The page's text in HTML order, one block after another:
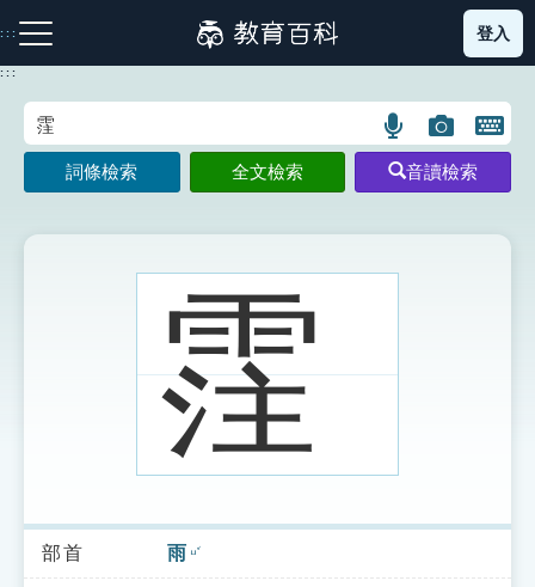
到
主
:::
注音索引圖示 筆畫索引圖示 部首索引表圖示
索引選單
登入
:::
語
言
搜
示
圖
片
搜
開
鍵
圖
詞條檢索 全文檢索 音讀檢索
霔
部首 雨 ㄩˇ